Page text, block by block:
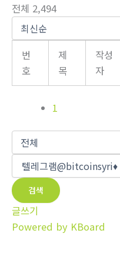
전체 2,494
번
호
제
목
작성
자
1
검색
글쓰기
Powered by KBoard